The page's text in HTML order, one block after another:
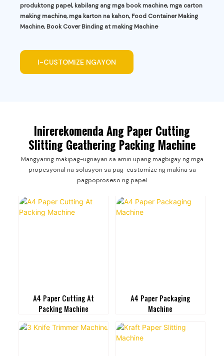
produktong papel, kabilang ang mga book machine, mga carton
making machine, mga karton na kahon, Food Container Making
Machine, Book Cover Binding at making Machine
I-CUSTOMIZE NGAYON
Inirerekomenda Ang Paper Cutting
Slitting Geathering Packing Machine
Mangyaring makipag-ugnayan sa amin upang magbigay ng mga
propesyonal na solusyon sa pag-customize ng makina sa
pagpoproseso ng papel
A4 Paper Cutting At
Packing Machine
A4 Paper Packaging
Machine